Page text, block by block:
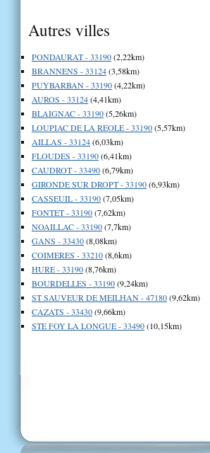
Autres villes
PONDAURAT - 33190(2,22km)
BRANNENS - 33124(3,58km)
PUYBARBAN - 33190(4,22km)
AUROS - 33124(4,41km)
BLAIGNAC - 33190(5,26km)
LOUPIAC DE LA REOLE - 33190(5,57km)
AILLAS - 33124(6,03km)
FLOUDES - 33190(6,41km)
CAUDROT - 33490(6,79km)
GIRONDE SUR DROPT - 33190(6,93km)
CASSEUIL - 33190(7,05km)
FONTET - 33190(7,62km)
NOAILLAC - 33190(7,7km)
GANS - 33430(8,08km)
COIMERES - 33210(8,6km)
HURE - 33190(8,76km)
BOURDELLES - 33190(9,24km)
ST SAUVEUR DE MEILHAN - 47180(9,62km)
CAZATS - 33430(9,66km)
STE FOY LA LONGUE - 33490(10,15km)